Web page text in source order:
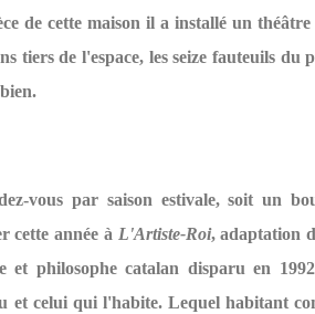
de cette maison il a installé un
tiers de l'espace, les seize fauteuils du
vous par saison estivale, soit un
cette année à L'Artiste-Roi, adaptation
et philosophe catalan disparu en
et celui qui l'habite. Lequel habitant